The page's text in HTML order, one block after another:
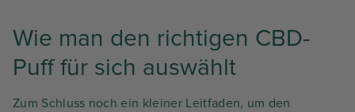
Wie man den richtigen CBD-
Puff für sich auswählt
Zum Schluss noch ein kleiner Leitfaden, um den